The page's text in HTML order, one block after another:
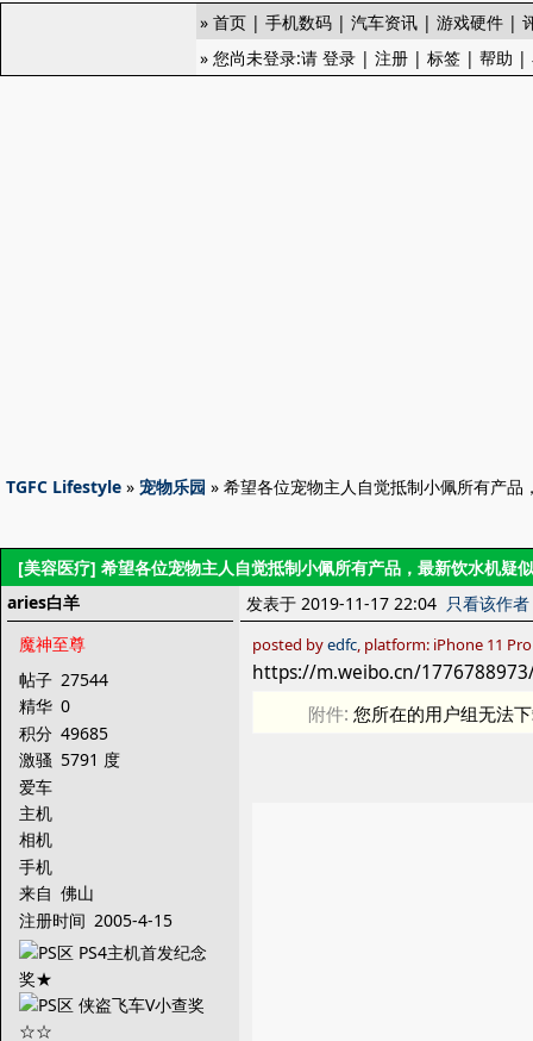
» 首页 | 手机数码 | 汽车资讯 | 游戏硬件 |
» 您尚未登录:请 登录 | 注册 | 标签 | 帮助 |
TGFC Lifestyle » 宠物乐园 » 希望各位宠物主人自觉抵制小佩所有产品
[美容医疗] 希望各位宠物主人自觉抵制小佩所有产品，最新饮水机疑
aries白羊
魔神至尊
帖子 27544
精华 0
积分 49685
激骚 5791 度
爱车
主机
相机
手机
来自 佛山
注册时间 2005-4-15
发表于 2019-11-17 22:04 只看该作者
posted byedfc, platform: iPhone 11
https://m.weibo.cn/
附件:您所在的用户组无法